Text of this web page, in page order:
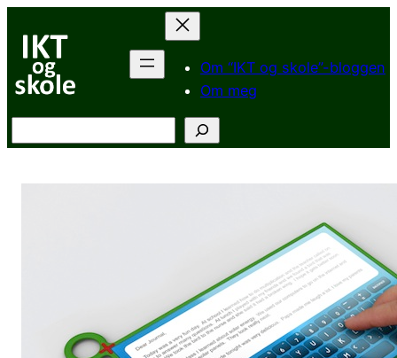
innhold
Om “IKT og skole”-bloggen
Om meg